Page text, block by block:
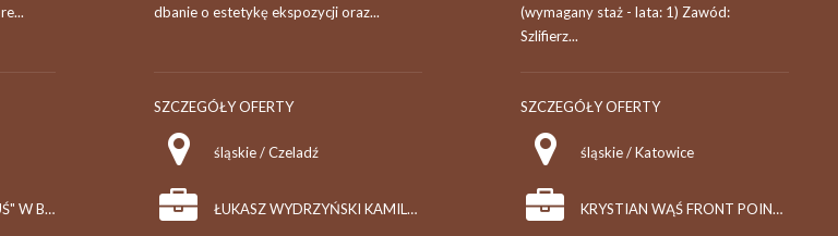
MIEJSKI ŻŁOBEK „ERGUŚ" W BIERUNIU
dbanie o estetykę ekspozycji oraz...
SZCZEGÓŁY OFERTY
śląskie / Czeladź
ŁUKASZ WYDRZYŃSKI KAMILA WYDRZYŃSKA S.C.
(wymagany staż - lata: 1) Zawód:
Szlifierz...
SZCZEGÓŁY OFERTY
śląskie / Katowice
KRYSTIAN WĄŚ FRONT POINT FRONTY MEBLOWE